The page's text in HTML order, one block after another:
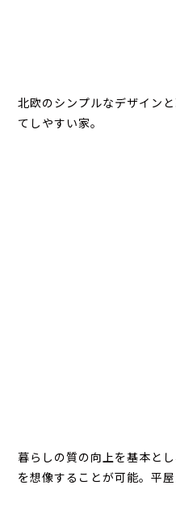
北欧のシンプルなデザイン
てしやすい家。
暮らしの質の向上を基本と
を想像することが可能。平屋